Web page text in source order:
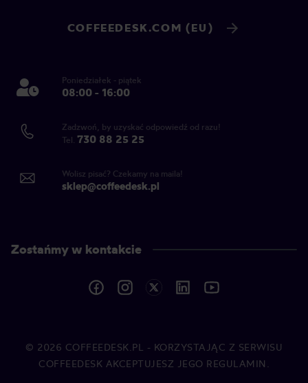
COFFEEDESK.COM (EU)
Poniedziałek - piątek
08:00 - 16:00
Zadzwoń, by uzyskać odpowiedź od razu!
Tel. 730 88 25 25
Wolisz pisać? Czekamy na maila!
sklep@coffeedesk.pl
Zostańmy w kontakcie
© 2026 COFFEEDESK.PL
- KORZYSTAJĄC Z SERWISU
COFFEEDESK AKCEPTUJESZ JEGO REGULAMIN.